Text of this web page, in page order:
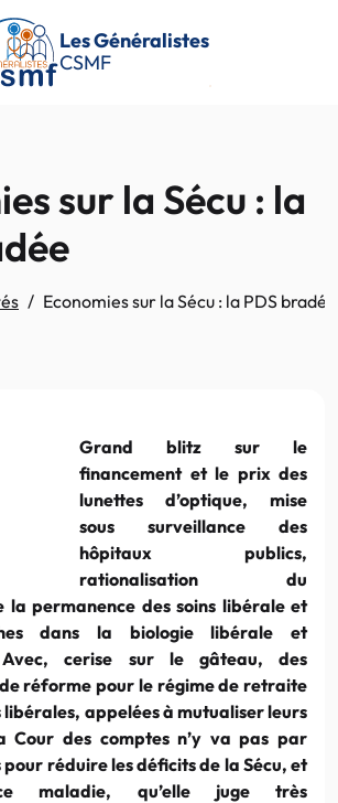
Les Généralistes
CSMF
sur la Sécu : la
Economies sur la Sécu : la PDS bradée
Grand blitz sur le
financement et le prix des
lunettes d’optique, mise
sous surveillance des
hôpitaux publics,
rationalisation du
la permanence des soins libérale et
dans la biologie libérale et
cerise sur le gâteau, des
réforme pour le régime de retraite
libérales, appelées à mutualiser leurs
Cour des comptes n’y va pas par
réduire les déficits de la Sécu, et
maladie, qu’elle juge très